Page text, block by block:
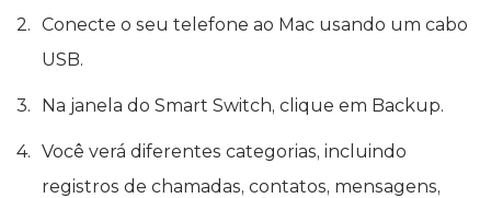
Conecte o seu telefone ao Mac usando um cabo
USB.
Na janela do Smart Switch, clique em Backup.
Você verá diferentes categorias, incluindo
registros de chamadas, contatos, mensagens,